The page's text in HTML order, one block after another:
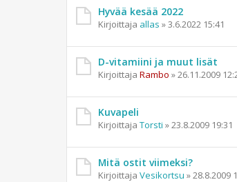
Hyvää kesää 2022
Kirjoittaja allas »3.6.2022 15:41
D-vitamiini ja muut lisät
Kirjoittaja Rambo »26.11.2009
Kuvapeli
Kirjoittaja Torsti »23.8.2009 19:31
Mitä ostit viimeksi?
Kirjoittaja Vesikortsu »28.8.2009